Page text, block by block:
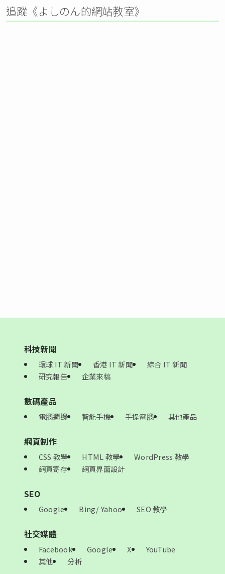
追蹤《よしのん的網站教室》
科技新聞
環球 IT 新聞 香港 IT 新聞
綜合 IT 新聞
研究報告
企業來稿
數碼產品
電腦週邊 智能手機 手提電腦 其他產品
網頁制作
CSS 教學 HTML 教學
WordPress 教學
網頁寄存
網頁界面設計
SEO
Google Bing/ Yahoo SEO 教學
社交媒體
Facebook Google X
YouTube
其他
分析